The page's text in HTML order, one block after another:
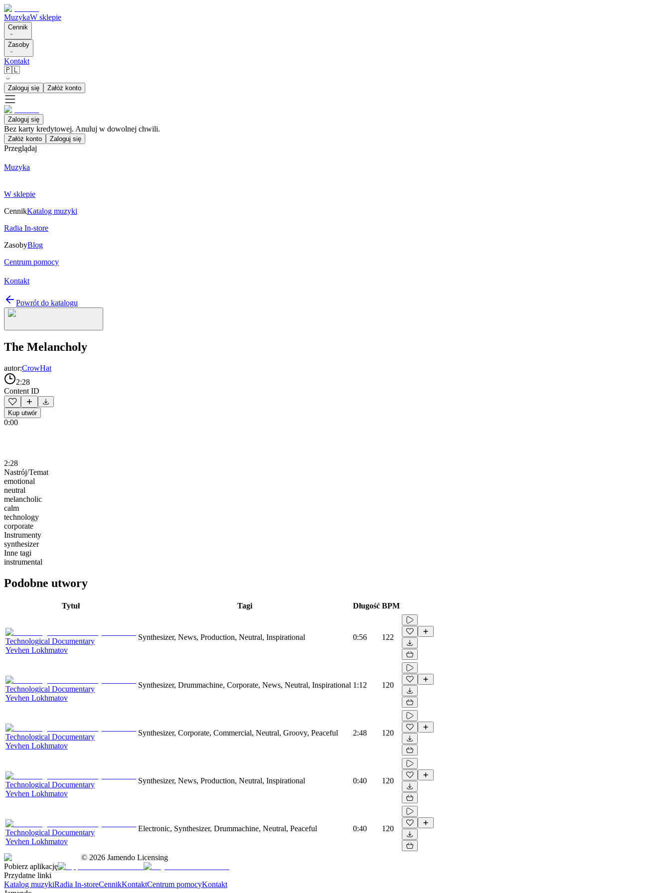
MuzykaW sklepie
Cennik
Zasoby
Kontakt
🇵🇱
Zaloguj się Załóż konto
Zaloguj się
Bez karty kredytowej. Anuluj w dowolnej chwili.
Załóż konto Zaloguj się
Przeglądaj
Muzyka
W sklepie
CennikKatalog muzyki
Radia In-store
ZasobyBlog
Centrum pomocy
Kontakt
Powrót do katalogu
The Melancholy
autor:CrowHat
2:28
Content ID
Kup utwór
0:00
2:28
Nastrój/Temat
emotional
neutral
melancholic
calm
technology
corporate
Instrumenty
synthesizer
Inne tagi
instrumental
Podobne utwory
Tytuł Tagi Długość BPM
Technological Documentary
Yevhen Lokhmatov
Synthesizer, News, Production, Neutral, Inspirational 0:56 122
Technological Documentary
Yevhen Lokhmatov
Synthesizer, Drummachine, Corporate, News, Neutral, Inspirational 1:12 120
Technological Documentary
Yevhen Lokhmatov
Synthesizer, Corporate, Commercial, Neutral, Groovy, Peaceful 2:48 120
Technological Documentary
Yevhen Lokhmatov
Synthesizer, News, Production, Neutral, Inspirational 0:40 120
Technological Documentary
Yevhen Lokhmatov
Electronic, Synthesizer, Drummachine, Neutral, Peaceful 0:40 120
© 2026 Jamendo Licensing
Pobierz aplikację
Przydatne linki
Katalog muzykiRadia In-storeCennikKontaktCentrum pomocyKontakt